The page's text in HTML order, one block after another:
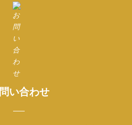
い合わせ